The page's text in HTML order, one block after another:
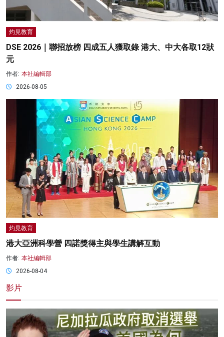
灼見教育
DSE 2026｜聯招放榜 四成五人獲取錄 港大、中大各取12狀
元
作者: 本社編輯部
2026-08-05
灼見教育
港大亞洲科學營 四諾獎得主與學生講解互動
作者: 本社編輯部
2026-08-04
影片